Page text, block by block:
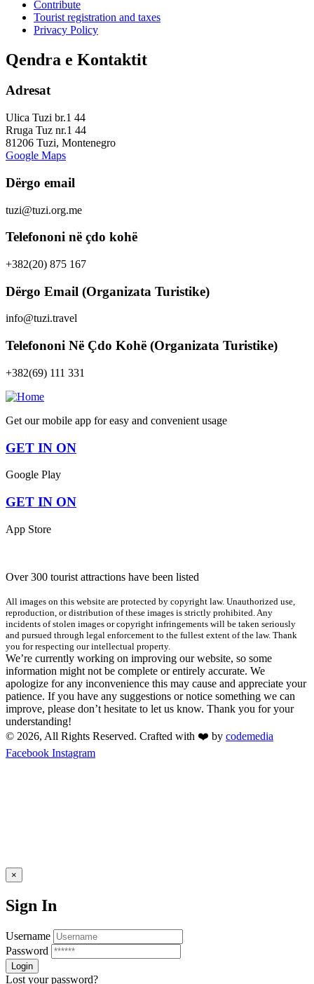
Contribute
Tourist registration and taxes
Privacy Policy
Qendra e Kontaktit
Adresat
Ulica Tuzi br.1 44
Rruga Tuz nr.1 44
81206 Tuzi, Montenegro
Google Maps
Dërgo email
tuzi@tuzi.org.me
Telefononi në çdo kohë
+382(20) 875 167
Dërgo Email (Organizata Turistike)
info@tuzi.travel
Telefononi Në Çdo Kohë (Organizata Turistike)
+382(69) 111 331
Get our mobile app for easy and convenient usage
GET IN ON
Google Play
GET IN ON
App Store
Over 300 tourist attractions have been listed
All images on this website are protected by copyright law. Unauthorized use,
reproduction, or distribution of these images is strictly prohibited. Any
incidents of stolen images or copyright infringements will be taken seriously
and pursued through legal enforcement to the fullest extent of the law. Thank
you for respecting our intellectual property.
We’re currently working on improving our website, so some
information might not be complete or entirely accurate. We
apologize for any inconvenience this may cause and appreciate your
patience. If you have any suggestions or notice something we can
improve, please don’t hesitate to let us know. Thank you for your
understanding!
© 2026, All Rights Reserved. Crafted with ❤️ by codemedia
Facebook Instagram
×
Sign In
Username
Password
Lost your password?